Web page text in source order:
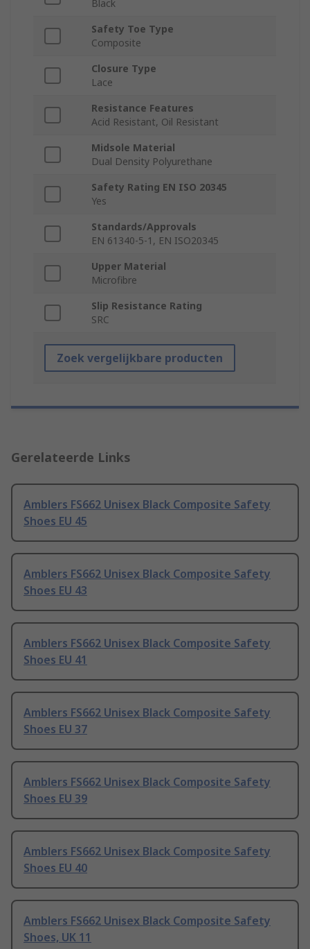
Black
Safety Toe Type
Composite
Closure Type
Lace
Resistance Features
Acid Resistant, Oil Resistant
Midsole Material
Dual Density Polyurethane
Safety Rating EN ISO 20345
Yes
Standards/Approvals
EN 61340-5-1, EN ISO20345
Upper Material
Microfibre
Slip Resistance Rating
SRC
Zoek vergelijkbare producten
Gerelateerde Links
Amblers FS662 Unisex Black Composite Safety
Shoes EU 45
Amblers FS662 Unisex Black Composite Safety
Shoes EU 43
Amblers FS662 Unisex Black Composite Safety
Shoes EU 41
Amblers FS662 Unisex Black Composite Safety
Shoes EU 37
Amblers FS662 Unisex Black Composite Safety
Shoes EU 39
Amblers FS662 Unisex Black Composite Safety
Shoes EU 40
Amblers FS662 Unisex Black Composite Safety
Shoes, UK 11